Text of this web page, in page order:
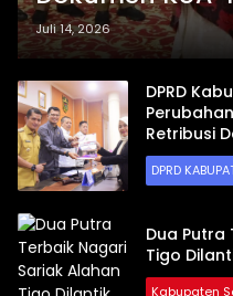
Anggaran
Paripurna
Juli 14, 2026
DPRD
Retribusi
DPRD
Dua Putra
Tigo
Kabupaten